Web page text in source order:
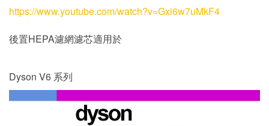
https://www.youtube.com/watch?v=Gxi6w7uMkF4
後置HEPA濾網濾芯適用於
Dyson V6 系列